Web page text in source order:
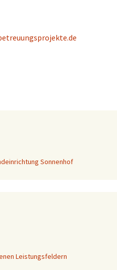
Sonnenhof
Leistungsfeldern